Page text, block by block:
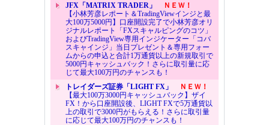
JFX「MATRIX TRADER」
ＮＥＷ！
【小林芳彦レポート＆TradingViewインジと最
大100万5000円】口座開設完了で小林芳彦オリ
ジナルレポート「FXスキャルピングのコツ」
およびTradingView専用インジケーター「コバ
スキャインジ」当日プレゼント＆専用フォー
ムからの申込と合計1万通貨以上の新規取引で
5000円キャッシュバック！さらに取引量に応
じて最大100万円のチャンスも！
トレイダーズ証券「LIGHT FX」
ＮＥＷ！
【最大100万3000円キャッシュバック】ザイ
FX！から口座開設後、LIGHT FXで5万通貨以
上の取引で3000円がもらえる！さらに取引量
に応じて最大100万円のチャンスも！